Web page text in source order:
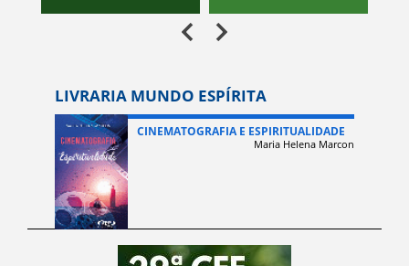
LIVRARIA MUNDO ESPÍRITA
CINEMATOGRAFIA E ESPIRITUALIDADE
Maria Helena Marcon